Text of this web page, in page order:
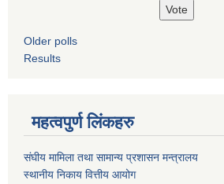
Older polls
Results
महत्वपुर्ण लिंकहरु
संघीय मामिला तथा सामान्य प्रशासन मन्त्रालय
स्थानीय निकाय वित्तीय आयोग